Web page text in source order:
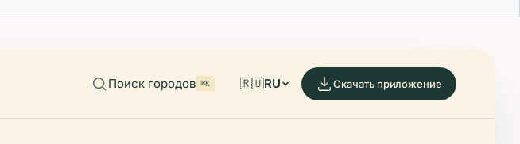
Поиск городов ⌘K 🇷🇺RU Скачать приложение